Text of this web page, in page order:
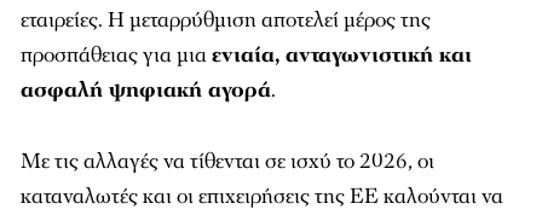
εταιρείες. Η μεταρρύθμιση αποτελεί μέρος της
προσπάθειας για μιαενιαία, ανταγωνιστική και
ασφαλή ψηφιακή αγορά.
Με τις αλλαγές να τίθενται σε ισχύ το 2026, οι
καταναλωτές και οι επιχειρήσεις της ΕΕ καλούνται να